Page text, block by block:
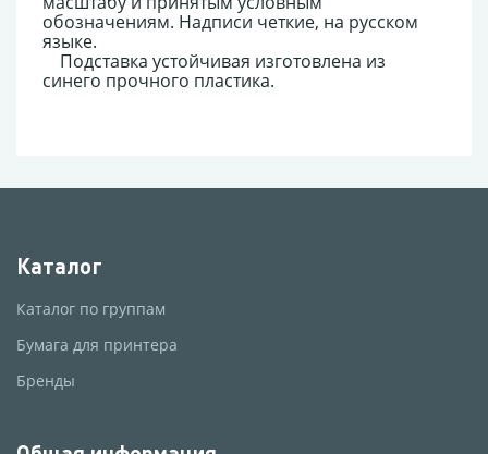
обозначениям. Надписи четкие, на русском
языке.
Подставка устойчивая изготовлена из
синего прочного пластика.
Каталог
Каталог по группам
Бумага для принтера
Бренды